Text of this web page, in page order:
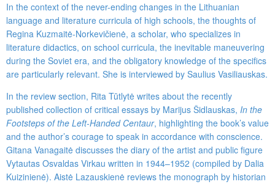
In the context of the never-ending changes in the Lithuanian
language and literature curricula of high schools, the thoughts of
Regina Kuzmaitė-Norkevičienė, a scholar, who specializes in
literature didactics, on school curricula, the inevitable maneuvering
during the Soviet era, and the obligatory knowledge of the specifics
are particularly relevant. She is interviewed by Saulius Vasiliauskas.
In the review section, Rita Tūtlytė writes about the recently
published collection of critical essays by Marijus Šidlauskas, In the
Footsteps of the Left-Handed Centaur, highlighting the book’s value
and the author’s courage to speak in accordance with conscience.
Gitana Vanagaitė discusses the diary of the artist and public figure
Vytautas Osvaldas Virkau written in 1944–1952 (compiled by Dalia
Kuizinienė). Aistė Lazauskienė reviews the monograph by historian